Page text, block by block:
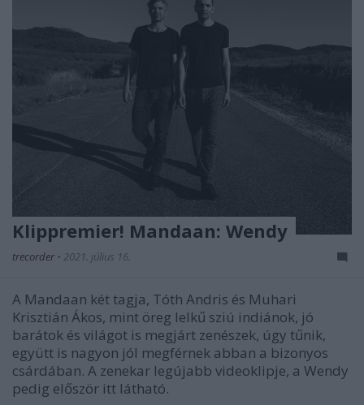
Klippremier! Mandaan: Wendy
trecorder • 2021. július 16.
A Mandaan két tagja, Tóth Andris és Muhari
Krisztián Ákos, mint öreg lelkű sziú indiánok, jó
barátok és világot is megjárt zenészek, úgy tűnik,
együtt is nagyon jól megférnek abban a bizonyos
csárdában. A zenekar legújabb videoklipje, a Wendy
pedig először itt látható.